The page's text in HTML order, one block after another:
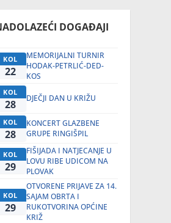
DOGAĐAJI
KOL
22
MEMORIJALNI TURNIR
HODAK-PETRLIĆ-DED-
KOS
KOL
28 DJEČJI DAN U KRIŽU
KOL
28
KONCERT GLAZBENE
GRUPE RINGIŠPIL
KOL
29
FIŠIJADA I NATJECANJE U
LOVU RIBE UDICOM NA
PLOVAK
KOL
29
OTVORENE PRIJAVE ZA 14.
SAJAM OBRTA I
RUKOTVORINA OPĆINE
KRIŽ